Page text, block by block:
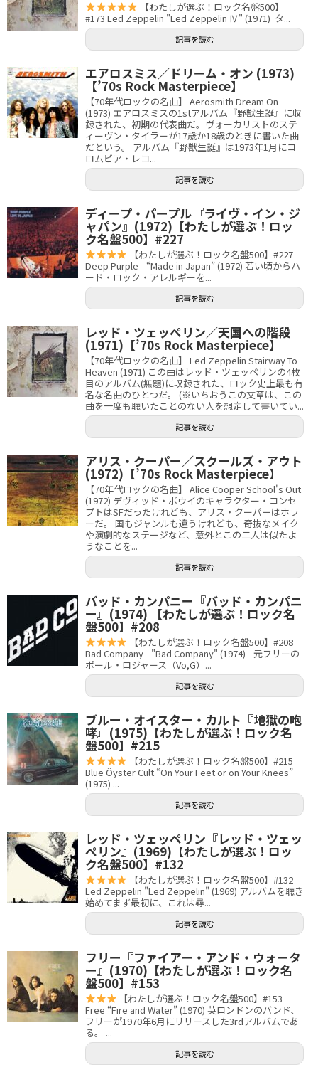
【わたしが選ぶ！ロック名盤500】
#173 Led Zeppelin "Led Zeppelin Ⅳ" (1971) タ...
記事を読む
エアロスミス／ドリーム・オン (1973)
【’70s Rock Masterpiece】
【70年代ロックの名曲】 Aerosmith Dream On
(1973) エアロスミスの1stアルバム『野獣生誕』に収
録された、初期の代表曲だ。ヴォーカリストのステ
ィーヴン・タイラーが17歳か18歳のときに書いた曲
だという。 アルバム『野獣生誕』は1973年1月にコ
ロムビア・レコ...
記事を読む
ディープ・パープル『ライヴ・イン・ジ
ャパン』(1972)【わたしが選ぶ！ロッ
ク名盤500】#227
【わたしが選ぶ！ロック名盤500】#227
Deep Purple “Made in Japan” (1972) 若い頃からハ
ード・ロック・アレルギーを...
記事を読む
レッド・ツェッペリン／天国への階段
(1971)【’70s Rock Masterpiece】
【70年代ロックの名曲】 Led Zeppelin Stairway To
Heaven (1971) この曲はレッド・ツェッペリンの4枚
目のアルバム(無題)に収録された、ロック史上最も有
名な名曲のひとつだ。 (※いちおうこの文章は、この
曲を一度も聴いたことのない人を想定して書いてい...
記事を読む
アリス・クーパー／スクールズ・アウト
(1972)【’70s Rock Masterpiece】
【70年代ロックの名曲】 Alice Cooper School's Out
(1972) デヴィッド・ボウイのキャラクター・コンセ
プトはSFだったけれども、アリス・クーパーはホラ
ーだ。 国もジャンルも違うけれども、奇抜なメイク
や演劇的なステージなど、意外とこの二人は似たよ
うなことを...
記事を読む
バッド・カンパニー『バッド・カンパニ
ー』(1974) 【わたしが選ぶ！ロック名
盤500】#208
【わたしが選ぶ！ロック名盤500】#208
Bad Company "Bad Company" (1974) 元フリーの
ポール・ロジャース（Vo,G）...
記事を読む
ブルー・オイスター・カルト『地獄の咆
哮』(1975)【わたしが選ぶ！ロック名
盤500】#215
【わたしが選ぶ！ロック名盤500】#215
Blue Öyster Cult “On Your Feet or on Your Knees”
(1975) ...
記事を読む
レッド・ツェッペリン『レッド・ツェッ
ペリン』(1969)【わたしが選ぶ！ロッ
ク名盤500】#132
【わたしが選ぶ！ロック名盤500】#132
Led Zeppelin "Led Zeppelin" (1969) アルバムを聴き
始めてまず最初に、これは尋...
記事を読む
フリー『ファイアー・アンド・ウォータ
ー』(1970)【わたしが選ぶ！ロック名
盤500】#153
【わたしが選ぶ！ロック名盤500】#153
Free “Fire and Water” (1970) 英ロンドンのバンド、
フリーが1970年6月にリリースした3rdアルバムであ
る。 ...
記事を読む